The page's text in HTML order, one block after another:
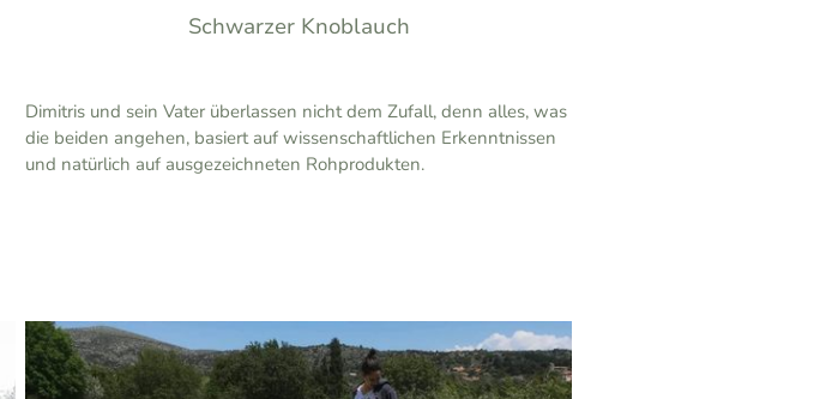
Schwarzer Knoblauch
Dimitris und sein Vater überlassen nicht dem Zufall, denn alles, was
die beiden angehen, basiert auf wissenschaftlichen Erkenntnissen
und natürlich auf ausgezeichneten Rohprodukten.